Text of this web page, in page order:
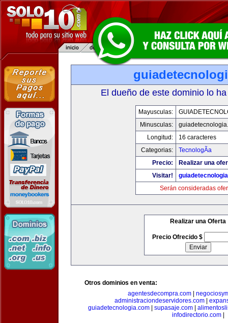
El dueño de este dominio lo
Mayusculas:
Minusculas:
Longitud:
16 caracteres
Categorias:
TecnologÃ­a
Precio:
Realizar una
Visitar!
Serán consideradas
Realizar una Oferta
Precio Ofrecido $
Otros dominios en venta:
agentesdecompra.com|
administraciondeservidores.com
guiadetecnologia.com
supasaje.com
infodirectorio.com|